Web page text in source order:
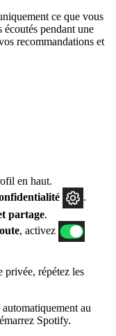
ce que vous
pendant une
recommandations et
en haut.
.
partage.
, activez
privée, répétez les
au
Spotify.